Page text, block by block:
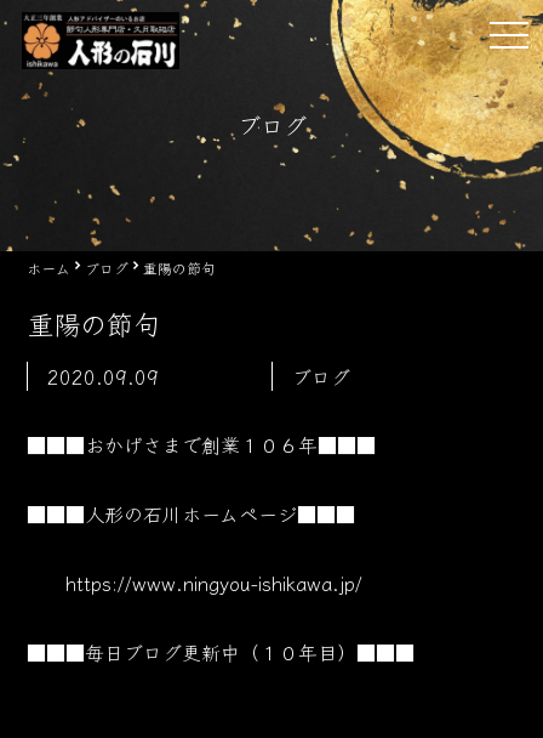
Skip
content
ブログ
ホーム ブログ 重陽の節句
重陽の節句
2020.09.09 ブログ
■■■おかげさまで創業１０６年■■■
■■■人形の石川ホームページ■■■
https://www.ningyou-ishikawa.jp/
■■■毎日ブログ更新中（１０年目）■■■